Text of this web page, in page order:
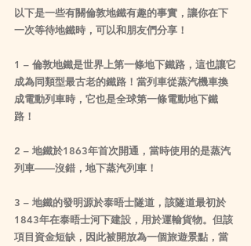
以下是一些有關倫敦地鐵有趣的事實，讓你在下
一次等待地鐵時，可以和朋友們分享！
1 – 倫敦地鐵是世界上第一條地下鐵路，這也讓它
成為同類型最古老的鐵路！當列車從蒸汽機車換
成電動列車時，它也是全球第一條電動地下鐵
路！
2 – 地鐵於1863年首次開通，當時使用的是蒸汽
列車——沒錯，地下蒸汽列車！
3 – 地鐵的發明源於泰晤士隧道，該隧道最初於
1843年在泰晤士河下建設，用於運輸貨物。但該
項目資金短缺，因此被開放為一個旅遊景點，當